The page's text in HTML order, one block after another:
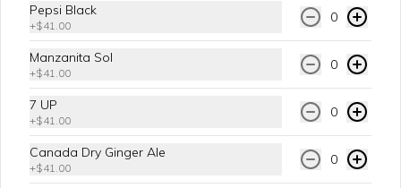
Conócenos
Envíos
Canal de quejas
Aviso de Privacidad Yellow Brands
Pepsi Black
+$41.00
0
Manzanita Sol
+$41.00
0
7 UP
+$41.00
0
Canada Dry Ginger Ale
+$41.00
0